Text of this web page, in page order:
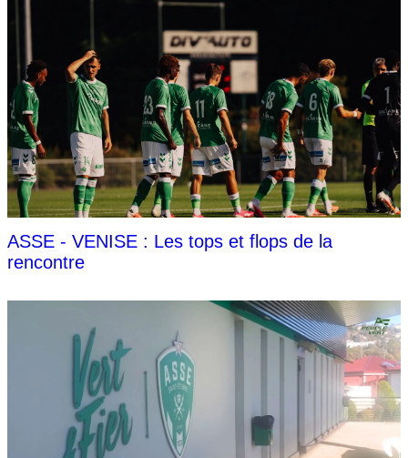
ASSE - VENISE : Les tops et flops de la
rencontre